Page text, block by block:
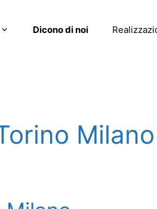
Dicono di noi
Milano